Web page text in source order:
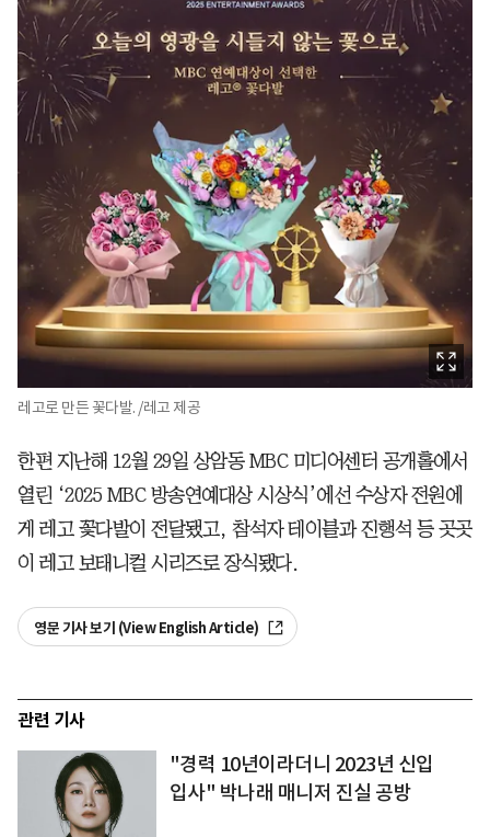
레고로 만든 꽃다발. /레고 제공
한편 지난해 12월 29일 상암동 MBC 미디어센터 공개홀에서
열린 ‘2025 MBC 방송연예대상 시상식’에선 수상자 전원에
게 레고 꽃다발이 전달됐고, 참석자 테이블과 진행석 등 곳곳
이 레고 보태니컬 시리즈로 장식됐다.
영문 기사 보기 (View English Article)
관련 기사
"경력 10년이라더니 2023년 신입
입사" 박나래 매니저 진실 공방